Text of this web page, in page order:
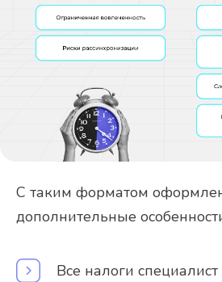
С таким форматом
дополнительные
Все налоги специалист